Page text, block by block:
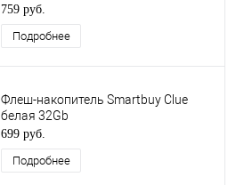
759 руб.
Подробнее
Флеш-накопитель Smartbuy Clue
белая 32Gb
699 руб.
Подробнее